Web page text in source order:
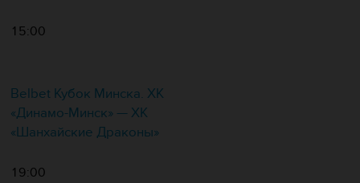
15:00
Belbet Кубок Минска. ХК
«Динамо-Минск» — ХК
«Шанхайские Драконы»
19:00